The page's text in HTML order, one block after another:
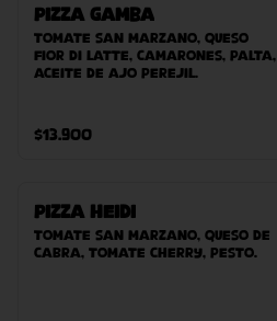
Pizza Gamba
Tomate San Marzano, queso
Fior Di Latte, camarones, palta,
aceite de ajo perejil.
$13.900
Pizza Heidi
Tomate San Marzano, queso de
cabra, tomate cherry, pesto.